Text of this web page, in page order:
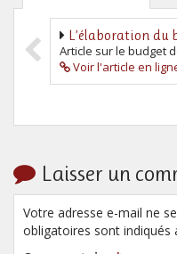
L’élaboration du
Article sur le budget
Voir l'article en
Laisser un
Votre adresse e-mail ne
obligatoires sont indiqués